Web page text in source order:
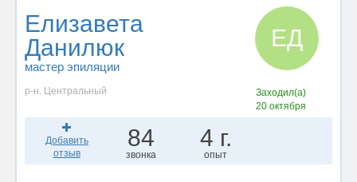
Елизавета
Данилюк
мастер эпиляции
ЕД
р-н. Центральный
Заходил(а)
20 октября
Добавить
отзыв
84
звонка
4 г.
опыт